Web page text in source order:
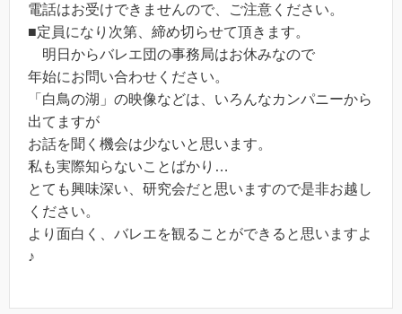
電話はお受けできませんので、ご注意ください。
■定員になり次第、締め切らせて頂きます。
明日からバレエ団の事務局はお休みなので
年始にお問い合わせください。
「白鳥の湖」の映像などは、いろんなカンパニーから
出てますが
お話を聞く機会は少ないと思います。
私も実際知らないことばかり…
とても興味深い、研究会だと思いますので是非お越し
ください。
より面白く、バレエを観ることができると思いますよ
♪